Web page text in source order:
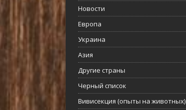
Новости
Европа
Украина
Азия
Другие страны
Черный список
Вивисекция (опыты на животных)